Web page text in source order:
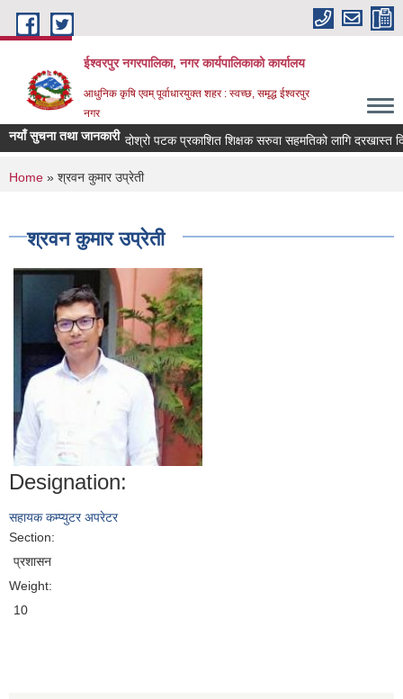
Skip to main content
ईश्वरपुर नगरपालिका, नगर कार्यपालिकाको कार्यालय
आधुनिक कृषि एवम् पूर्वाधारयुक्त शहर : स्वच्छ, समृद्ध ईश्वरपुर
नगर
नयाँ सुचना तथा जानकारीदोश्रो पटक प्रकाशित शिक्षक सरुवा सहमतिको लागि दरखास्त दिने
You are here
Home » श्रवन कुमार उप्रेती
श्रवन कुमार उप्रेती
Designation:
सहायक कम्प्युटर अपरेटर
Section:
प्रशासन
Weight:
10